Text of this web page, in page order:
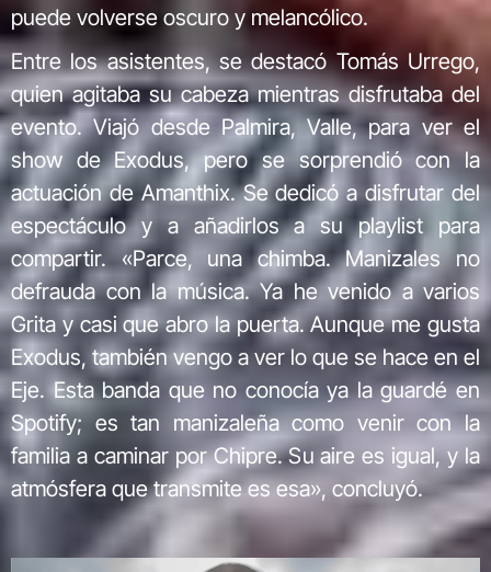
puede volverse oscuro y melancólico.
Entre los asistentes, se destacó Tomás Urrego,
quien agitaba su cabeza mientras disfrutaba del
evento. Viajó desde Palmira, Valle, para ver el
show de Exodus, pero se sorprendió con la
actuación de Amanthix. Se dedicó a disfrutar del
espectáculo y a añadirlos a su playlist para
compartir. «Parce, una chimba. Manizales no
defrauda con la música. Ya he venido a varios
Grita y casi que abro la puerta. Aunque me gusta
Exodus, también vengo a ver lo que se hace en el
Eje. Esta banda que no conocía ya la guardé en
Spotify; es tan manizaleña como venir con la
familia a caminar por Chipre. Su aire es igual, y la
atmósfera que transmite es esa», concluyó.